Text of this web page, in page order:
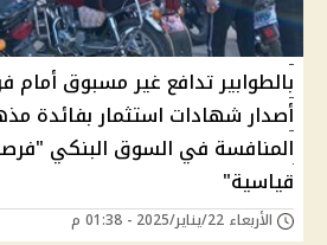
بالطوابير تدافع غير مسبوق أمام
أصدار شهادات استثمار بفائدة
المنافسة في السوق البنكي
قياسية"
الأربعاء 22/يناير/2025 - 01:38 م